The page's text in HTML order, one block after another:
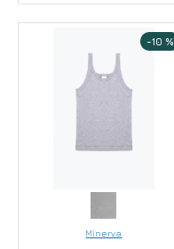
-10 %
Minerva